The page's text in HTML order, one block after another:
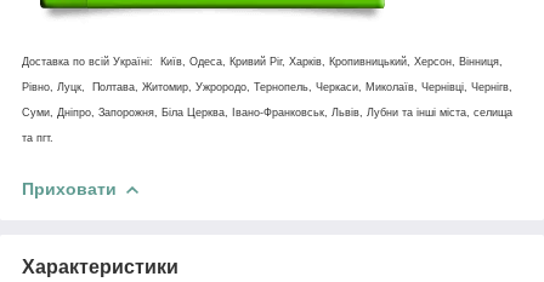
Доставка по всій Україні: Київ, Одеса, Кривий Ріг, Харків, Кропивницький, Херсон, Вінниця,
Рівно, Луцк, Полтава, Житомир, Ужрородо, Тернопель, Черкаси, Миколаїв, Чернівці, Чернігв,
Суми, Дніпро, Запорожня, Біла Церква, Івано-Франковськ, Львів, Лубни та інші міста, селища
та пгт.
Приховати
Характеристики